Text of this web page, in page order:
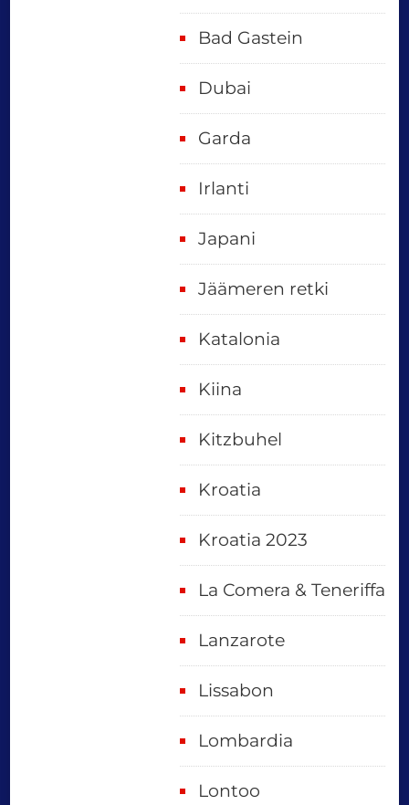
Bad Gastein
Dubai
Garda
Irlanti
Japani
Jäämeren retki
Katalonia
Kiina
Kitzbuhel
Kroatia
Kroatia 2023
La Comera & Teneriffa
Lanzarote
Lissabon
Lombardia
Lontoo